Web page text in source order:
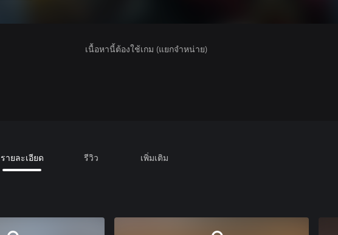
เนื้อหานี้ต้องใช้เกม (แยกจำหน่าย)
รายละเอียด รีวิว เพิ่มเติม